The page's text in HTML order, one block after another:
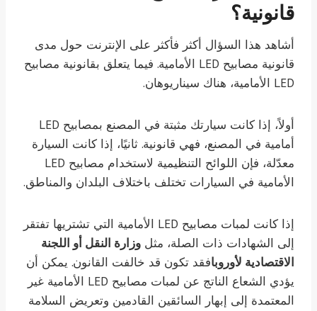
قانونية؟
أشاهد هذا السؤال أكثر فأكثر على الإنترنت حول مدى
قانونية مصابيح LED الأمامية. فيما يتعلق بقانونية مصابيح
LED الأمامية، هناك سيناريوهان.
أولاً، إذا كانت سيارتك مثبتة في المصنع بمصابيح LED
أمامية في المصنع، فهي قانونية. ثانيًا، إذا كانت السيارة
معدّلة، فإن اللوائح التنظيمية لاستخدام مصابيح LED
الأمامية في السيارات تختلف باختلاف البلدان والمناطق.
إذا كانت لمبات مصابيح LED الأمامية التي تشتريها تفتقر
إلى الشهادات ذات الصلة، مثل وزارة النقل أو اللجنة
الاقتصادية لأوروبافقد تكون قد خالفت القانون. يمكن أن
يؤدي الشعاع الناتج عن لمبات مصابيح LED الأمامية غير
المعتمدة إلى إبهار السائقين القادمين وتعريض السلامة